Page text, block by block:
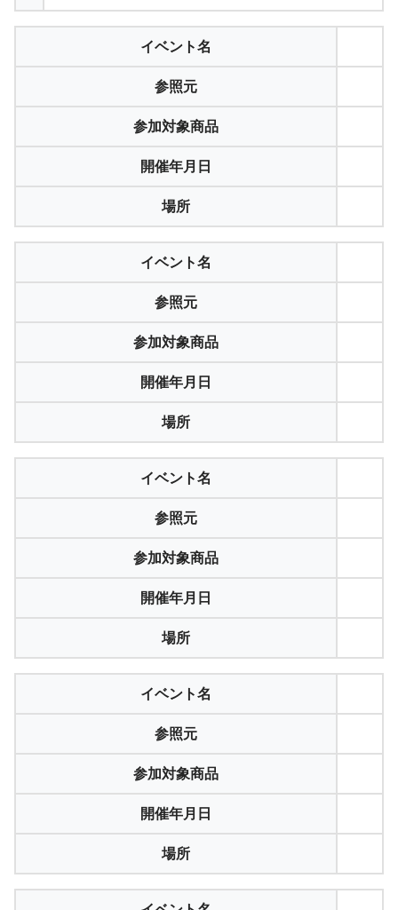
イベント名
参照元
参加対象商品
開催年月日
場所
イベント名
参照元
参加対象商品
開催年月日
場所
イベント名
参照元
参加対象商品
開催年月日
場所
イベント名
参照元
参加対象商品
開催年月日
場所